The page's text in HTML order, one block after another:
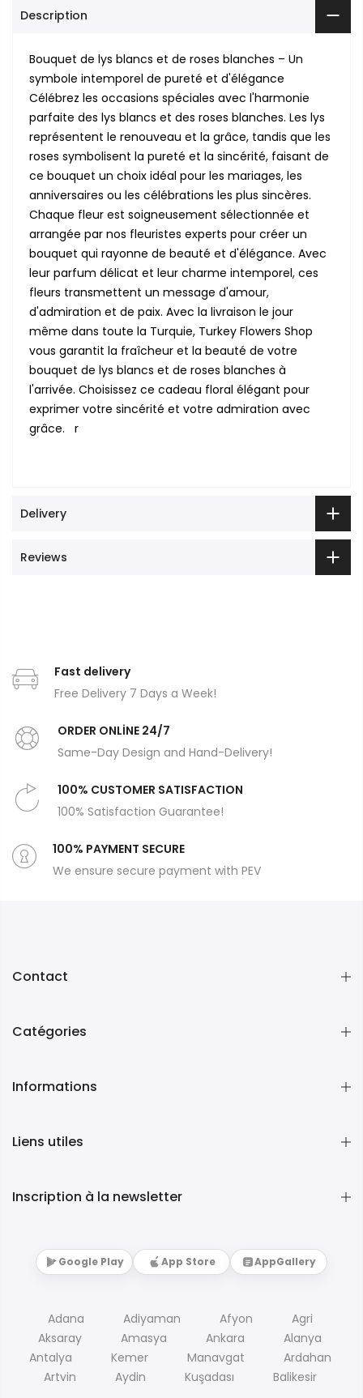
Description
Bouquet de lys blancs et de roses blanches – Un
symbole intemporel de pureté et d'élégance
Célébrez les occasions spéciales avec l'harmonie
parfaite des lys blancs et des roses blanches. Les lys
représentent le renouveau et la grâce, tandis que les
roses symbolisent la pureté et la sincérité, faisant de
ce bouquet un choix idéal pour les mariages, les
anniversaires ou les célébrations les plus sincères.
Chaque fleur est soigneusement sélectionnée et
arrangée par nos fleuristes experts pour créer un
bouquet qui rayonne de beauté et d'élégance. Avec
leur parfum délicat et leur charme intemporel, ces
fleurs transmettent un message d'amour,
d'admiration et de paix. Avec la livraison le jour
même dans toute la Turquie, Turkey Flowers Shop
vous garantit la fraîcheur et la beauté de votre
bouquet de lys blancs et de roses blanches à
l'arrivée. Choisissez ce cadeau floral élégant pour
exprimer votre sincérité et votre admiration avec
grâce. r
Delivery
Reviews
Fast delivery
Free Delivery 7 Days a Week!
ORDER ONLİNE 24/7
Same-Day Design and Hand-Delivery!
100% CUSTOMER SATISFACTION
100% Satisfaction Guarantee!
100% PAYMENT SECURE
We ensure secure payment with PEV
Contact
Catégories
Informations
Liens utiles
Inscription à la newsletter
Google Play App Store AppGallery
Adana Adiyaman Afyon
Agri
Aksaray
Amasya Ankara
Alanya
Antalya
Kemer Manavgat
Ardahan
Artvin
Aydin Kuşadası Balikesir